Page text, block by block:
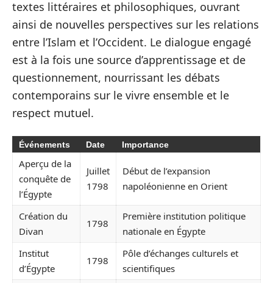
textes littéraires et philosophiques, ouvrant
ainsi de nouvelles perspectives sur les relations
entre l’Islam et l’Occident. Le dialogue engagé
est à la fois une source d’apprentissage et de
questionnement, nourrissant les débats
contemporains sur le vivre ensemble et le
respect mutuel.
Événements Date Importance
Aperçu de la
conquête de
l’Égypte
Juillet
1798
Début de l’expansion
napoléonienne en Orient
Création du
Divan
1798
Première institution politique
nationale en Égypte
Institut
d’Égypte
1798
Pôle d’échanges culturels et
scientifiques